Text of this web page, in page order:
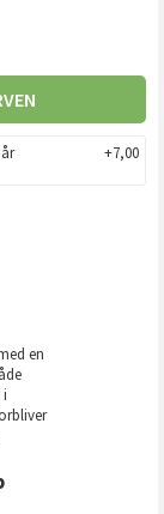
+7,00
en
i